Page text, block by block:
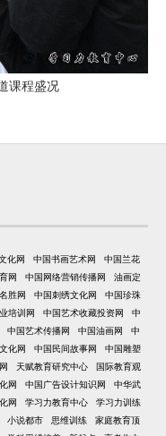
课程盛况
化网 中国书画艺术网
中国兰花
网 中国网络营销传播网
油画定
胜网 中国刺绣文化网
中国珍珠
培训网 中国艺术收藏投资网
中
中国艺术传播网 中国油画网
中
化网 中国民间故事网
中国雕塑
天赋教育研究中心
国际教育观
网 中国广告设计知识网
中华武
网 学习力教育中心
学习力训练
小说都市 思维训练
家庭教育顶